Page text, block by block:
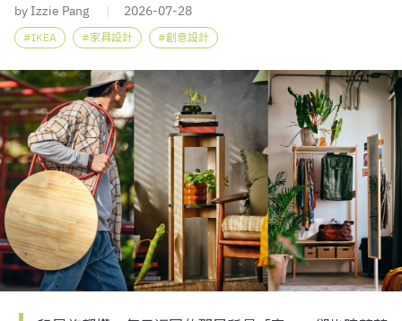
by Izzie Pang 2026-07-28
IKEA 家具設計 創意設計